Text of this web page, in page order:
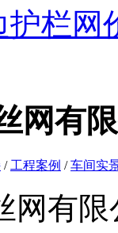
护栏网
网有
/ 工程案例 /车间实
网有限